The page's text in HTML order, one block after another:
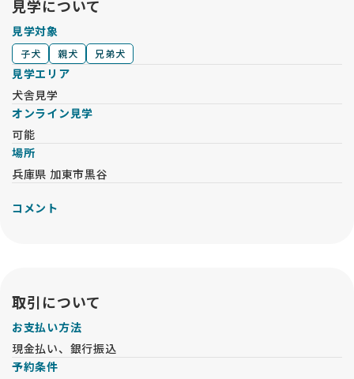
（5）お引渡し日程
●ご契約は8月16日（土）又は17日（日）を予定
●お迎えは法令上は9月6日（土）以降で可能。但し、仔犬の社
会化期における母犬や兄弟犬と過ごす時間の重要性を鑑み、弊
舎では生後60日以降でのお引渡しを推奨。
●お迎え先の決定は、ご契約完了順とさせていただきます。
（6）ブリーディング・ポリシー
01：欧米のブリーダーのように、シリアスなブリーディングを
目指します。
ックヤードブリーダー）
す。
近交弱性を抑制するため、親子・兄弟姉妹間の交配による繁殖
（極近繁殖）は絶対におこないません。
系統繁殖（line breeding）を原則とし、雑種強勢的な効果を
目的とする異系繁殖（out breeding）を適宜取入れます。原
見学について
見学対象
子犬 親犬 兄弟犬
見学エリア
犬舎見学
オンライン見学
可能
場所
兵庫県 加東市黒谷
コメント
取引について
お支払い方法
現金払い、銀行振込
予約条件